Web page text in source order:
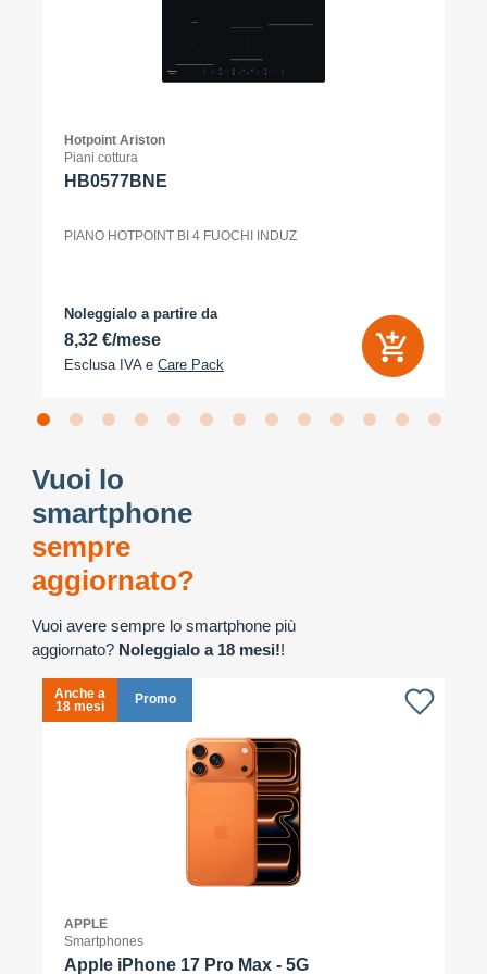
Hotpoint Ariston
Piani cottura
HB0577BNE
PIANO HOTPOINT BI 4 FUOCHI INDUZ
Noleggialo a partire da
8,32 €/mese
Esclusa IVA e Care Pack
Vuoi lo
smartphone
sempre
aggiornato?
Vuoi avere sempre lo smartphone più
aggiornato? Noleggialo a 18 mesi!!
Anche a
18 mesi
Promo
APPLE
Smartphones
Apple iPhone 17 Pro Max - 5G